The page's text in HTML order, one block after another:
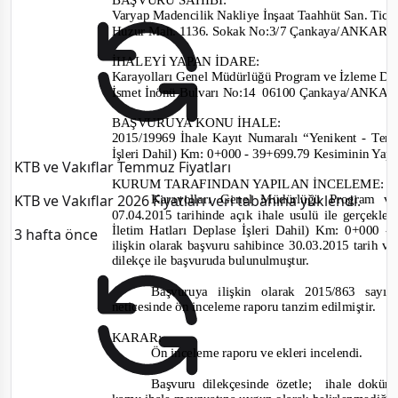
KTB ve Vakıflar Temmuz Fiyatları
KTB ve Vakıflar 2026 Fiyatları veri tabanına yüklendi.
3 hafta önce
Varyap Madencilik Nakliye İnşaat Taahhüt San. Tic.
Huzur Mah. 1136. Sokak No:3/7 Çankaya/
İHALEYİ YAPAN İDARE:
Karayolları Genel Müdürlüğü Program ve İzleme
İsmet İnönü Bulvarı No:14 06100 Çankaya/
BAŞVURUYA KONU İHALE:
2015/19969İhale Kayıt Numaralı “Yenikent -
İşleri Dahil) Km: 0+000-39+699.79 Kesiminin
KURUM TARAFINDAN YAPILAN İNCELEME:
Karayolları Genel Müdürlüğü Program
07.04.2015 tarihindeaçık ihale usulü ile
İletim Hatları Deplase İşleri Dahil) Km: 0+000 -
ilişkin olarak başvuru sahibince30.03.2015 tarih
dilekçe ile başvuruda bulunulmuştur.
Başvuruya ilişkin olarak 2015/863
neticesinde ön inceleme raporu tanzim edilmiştir.
KARAR:
Ön inceleme raporu ve ekleri incelendi.
Başvuru dilekçesinde özetle;ihale